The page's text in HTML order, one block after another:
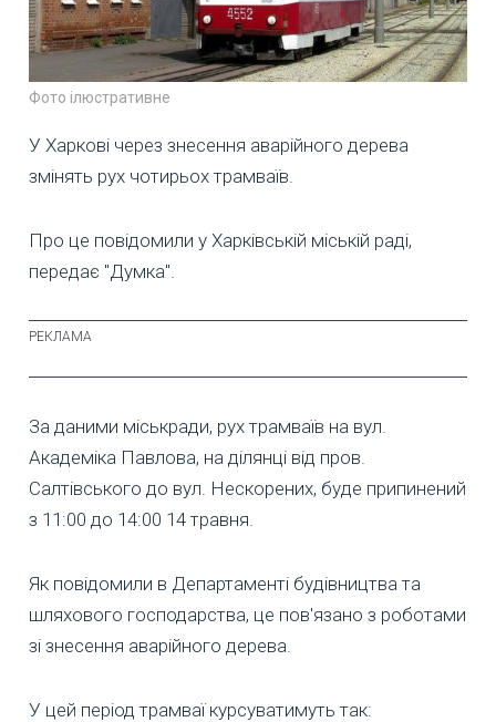
Фото ілюстративне
У Харкові через знесення аварійного дерева
змінять рух чотирьох трамваїв.
Про це повідомили у Харківській міській раді,
передає "Думка".
За даними міськради, рух трамваїв на вул.
Академіка Павлова, на ділянці від пров.
Салтівського до вул. Нескорених, буде припинений
з 11:00 до 14:00 14 травня.
Як повідомили в Департаменті будівництва та
шляхового господарства, це пов'язано з роботами
зі знесення аварійного дерева.
У цей період трамваї курсуватимуть так: